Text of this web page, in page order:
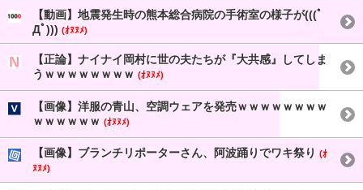
【動画】地震発生時の熊本総合病院の手術室の様子が(((ﾟ
Дﾟ))) (ｵﾇﾇﾒ)
【正論】ナイナイ岡村に世の夫たちが『大共感』してしま
うｗｗｗｗｗｗｗｗ (ｵﾇﾇﾒ)
【画像】洋服の青山、空調ウェアを発売ｗｗｗｗｗｗｗｗ
ｗｗｗｗｗｗ (ｵﾇﾇﾒ)
【画像】ブランチリポーターさん、阿波踊りでワキ祭り (ｵ
ﾇﾇﾒ)